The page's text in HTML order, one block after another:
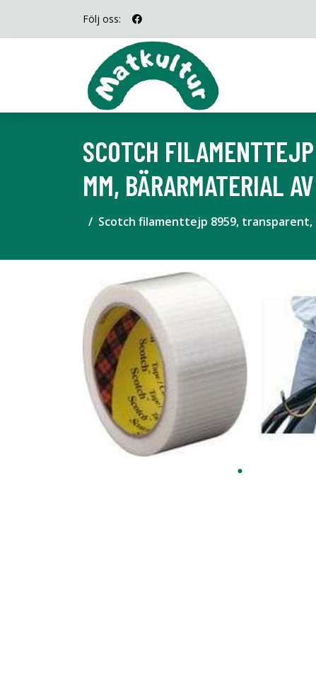
Följ oss:
SCOTCH
MM, BÄRARMATERIAL
Scotch filamenttejp 8959, transparent,